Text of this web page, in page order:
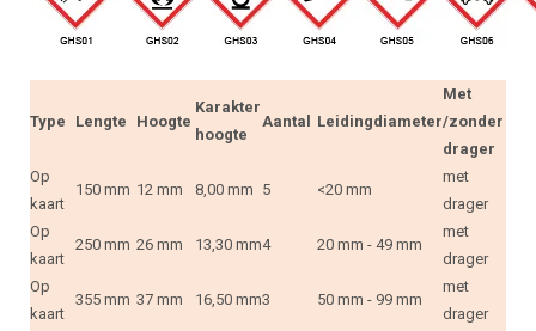
Type Lengte Hoogte
Karakter
hoogte
Aantal Leidingdiameter
Met
/zonder
drager
Op
kaart
150 mm 12 mm 8,00 mm 5 <20 mm
met
drager
Op
kaart
250 mm 26 mm 13,30 mm4 20 mm - 49 mm
met
drager
Op
kaart
355 mm 37 mm 16,50 mm3 50 mm - 99 mm
met
drager